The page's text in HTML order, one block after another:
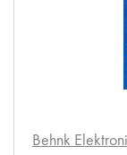
Behnk